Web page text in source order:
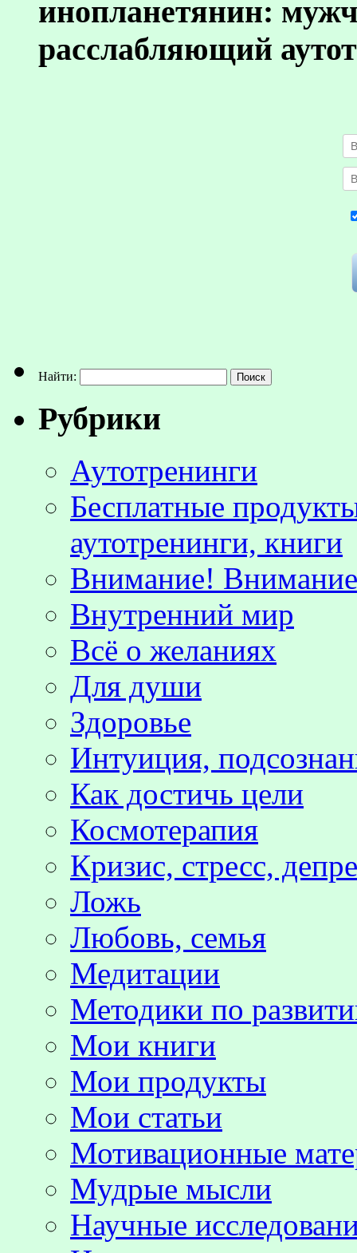
инопланетянин:
расслабляющий
Найти:
Рубрики
Аутотренинги
Бесплатные
аутотренинги, книги
Внимание!
Внутренний мир
Всё о желаниях
Для души
Здоровье
Интуиция,
Как достичь цели
Космотерапия
Кризис, стресс,
Ложь
Любовь, семья
Медитации
Методики по
Мои книги
Мои продукты
Мои статьи
Мотивационные
Мудрые мысли
Научные